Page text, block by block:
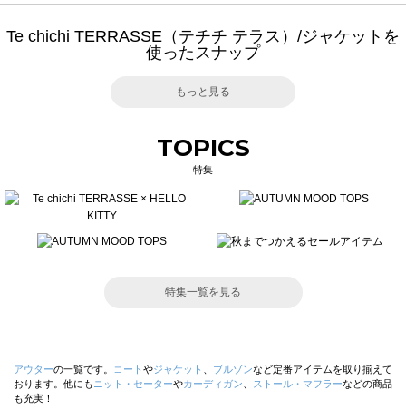
Te chichi TERRASSE（テチチ テラス）/ジャケットを
使ったスナップ
もっと見る
TOPICS
特集
特集一覧を見る
アウターの一覧です。 コート やジャケット ブルゾンなど定番アイテムを取り揃えて
おります。他にも ニット・セーターやカーディガン ストール・マフラーなどの商品
も充実！